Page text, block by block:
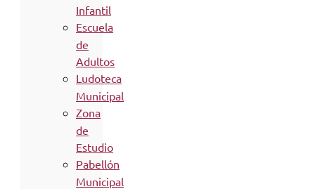
Infantil
Escuela
de
Adultos
Ludoteca
Municipal
Zona
de
Estudio
Pabellón
Municipal